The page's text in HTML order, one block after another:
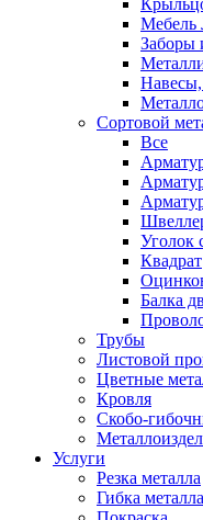
Мебель
Заборы
Сортовой
Все
Уголок
Квадрат
Балка
Трубы
Листовой
Цветные
Кровля
Скобо-
Услуги
Резка металла
Гибка металла